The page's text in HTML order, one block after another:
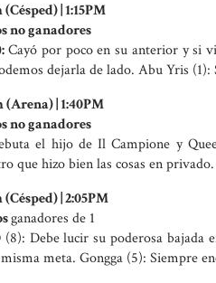
| 1:15PM
no ganadores
Cayó por poco en su anterior y si
dejarla de lado. Abu Yris
(Arena) | 1:40PM
no ganadores
el hijo de Il Campione y
que hizo bien las cosas en
| 2:05PM
ganadores de 1
Debe lucir su poderosa bajada
meta. Gongga (5): Siempre